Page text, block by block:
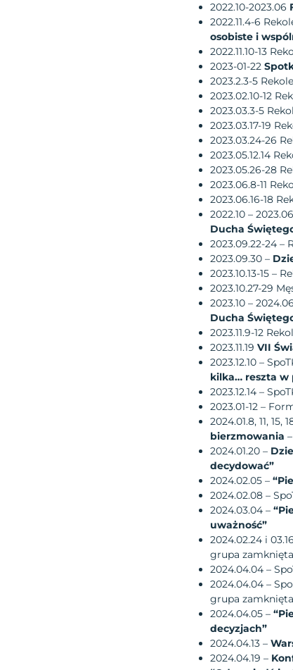
2022.10-2023.06
2022.11.4-6
osobiste i
2022.11.10-13
2023-01-22
2023.2.3-5
2023.02.10-12
2023.03.3-5
2023.03.17-19
2023.03.24-26
2023.05.12.14
2023.05.26-28
2023.06.8-11
2023.06.16-18
2022.10 –
Ducha
2023.09.22-24 –
2023.09.30 –
2023.10.13-15 –
2023.10.27-29
2023.10 –
Ducha
2023.11.9-12
2023.11.19 VII
2023.12.10 –
kilka… reszta w
2023.12.14 –
2023.01-12 –
2024.01.8, 11,
bierzmowania
2024.01.20 –
decydować”
2024.02.05 –
2024.02.08 –
2024.03.04 –
uważność”
2024.02.24 i
grupa zamknięta
2024.04.04 –
2024.04.04 –
grupa zamknięta
2024.04.05 –
decyzjach”
2024.04.13 –
2024.04.19 –